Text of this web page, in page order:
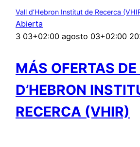
Vall d’Hebron Institut de Recerca
Abierta
3 03+02:00 agosto 03+02:00
MÁS OFERTAS
D’HEBRON
RECERCA (VHIR)